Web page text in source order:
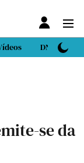
DN Sport
se da